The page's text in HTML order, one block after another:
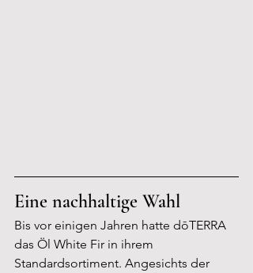
Eine nachhaltige Wahl
Bis vor einigen Jahren hatte dōTERRA
das Öl White Fir in ihrem
Standardsortiment. Angesichts der